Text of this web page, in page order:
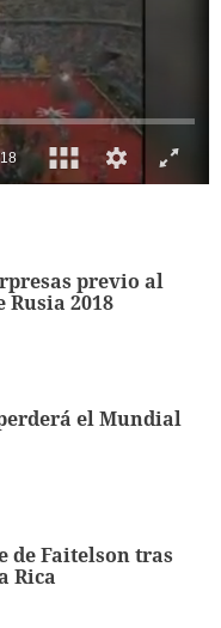
previo al
2018
el Mundial
de Faitelson tras
Rica